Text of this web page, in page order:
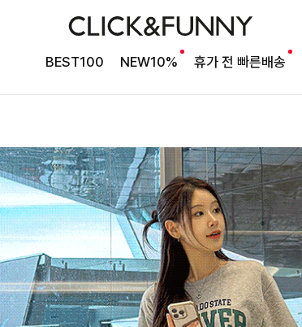
BEST100 NEW10% 휴가 전 빠른배송